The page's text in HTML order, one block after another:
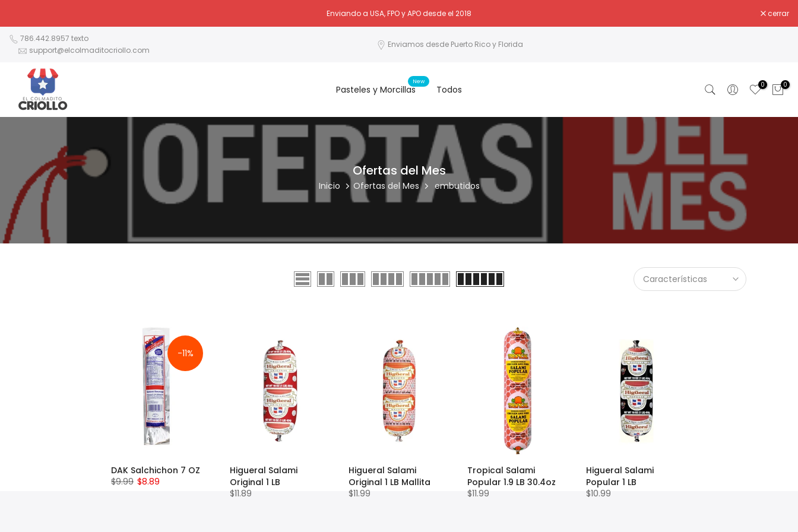
al
contenido
Enviando a USA, FPO y APO desde el 2018 cerrar
786.442.8957 texto
support@elcolmaditocriollo.com
Enviamos desde Puerto Rico y Florida
Pasteles y Morcillas
New
Todos 0 0
Ofertas del Mes
Inicio Ofertas del Mes embutidos
Características
-11%
DAK Salchichon 7 OZ
$9.99 $8.89
Higueral Salami
Original 1 LB
$11.89
Higueral Salami
Original 1 LB Mallita
$11.99
Tropical Salami
Popular 1.9 LB 30.4oz
$11.99
Higueral Salami
Popular 1 LB
$10.99